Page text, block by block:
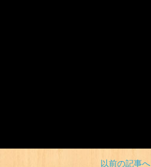
以前の記事へ